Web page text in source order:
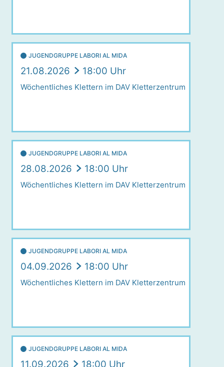
JUGENDGRUPPE LABORI AL MIDA
21.08.2026 18:00 Uhr
Wöchentliches Klettern im DAV Kletterzentrum
JUGENDGRUPPE LABORI AL MIDA
28.08.2026 18:00 Uhr
Wöchentliches Klettern im DAV Kletterzentrum
JUGENDGRUPPE LABORI AL MIDA
04.09.2026 18:00 Uhr
Wöchentliches Klettern im DAV Kletterzentrum
JUGENDGRUPPE LABORI AL MIDA
11.09.2026 18:00 Uhr